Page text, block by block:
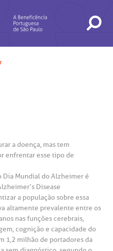
a doença, mas tem
enfrentar esse tipo de
Dia Mundial do Alzheimer é
Disease
a população sobre essa
altamente prevalente entre os
nas funções cerebrais,
cognição e capacidade do
1,2 milhão de portadores da